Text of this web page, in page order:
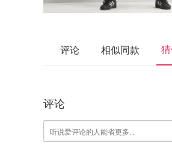
评论 相似同款
评论